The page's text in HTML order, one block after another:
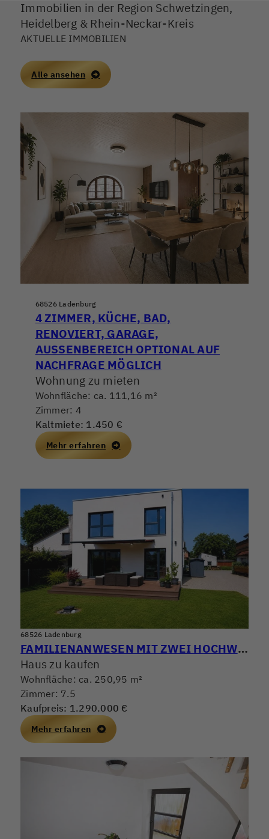
Immobilien in der Region Schwetzingen,
Heidelberg & Rhein-Neckar-Kreis
AKTUELLE IMMOBILIEN
Alle ansehen
68526 Ladenburg
4 ZIMMER, KÜCHE, BAD,
RENOVIERT, GARAGE,
AUSSENBEREICH OPTIONAL AUF N
ACHFRAGE MÖGLICH
Wohnung zu mieten
Wohnfläche: ca. 111,16 m²
Zimmer: 4
Kaltmiete: 1.450 €
Mehr erfahren
68526 Ladenburg
FAMILIENANWESEN MIT ZWEI HOCHWERTIGEN WOHNHÄUSERN! WOHNEN, ARBEITEN & VERMIETEN PERFEKT KOMBINIERT
Haus zu kaufen
Wohnfläche: ca. 250,95 m²
Zimmer: 7.5
Kaufpreis: 1.290.000 €
Mehr erfahren